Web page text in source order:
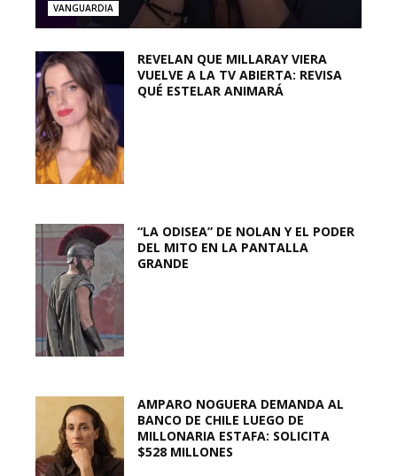
VANGUARDIA
REVELAN QUE MILLARAY VIERA
VUELVE A LA TV ABIERTA: REVISA
QUÉ ESTELAR ANIMARÁ
“LA ODISEA” DE NOLAN Y EL PODER
DEL MITO EN LA PANTALLA
GRANDE
AMPARO NOGUERA DEMANDA AL
BANCO DE CHILE LUEGO DE
MILLONARIA ESTAFA: SOLICITA
$528 MILLONES